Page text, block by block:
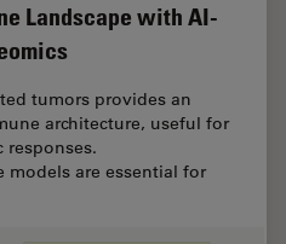
Landscape with AI-
tumors provides an
architecture, useful for
are essential for